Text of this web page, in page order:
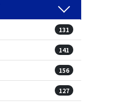
131
141
156
127